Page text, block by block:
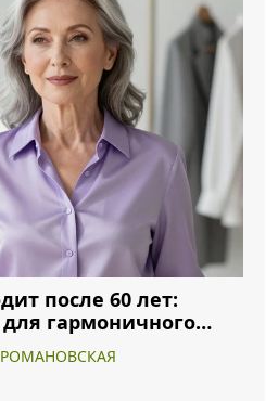
после 60 лет:
гармоничного
РОМАНОВСКАЯ